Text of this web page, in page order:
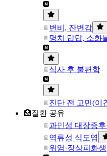
변비, 잔변감
명치 답답, 소화
식사 후 불편함
진단 전 고민(이
🏥질환 공유
과민성 대장증후
역류성 식도염
위염·장상피화생